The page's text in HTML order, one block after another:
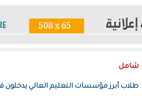
شامل
طلاب أبرز مؤسسات التعليم العالي